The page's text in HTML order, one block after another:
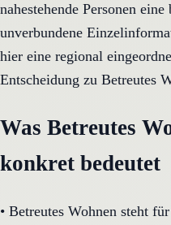
nahestehende Personen
unverbundene
hier eine regional
Entscheidung zu Betreutes
Was Betreutes
konkret bedeutet
• Betreutes Wohnen steht